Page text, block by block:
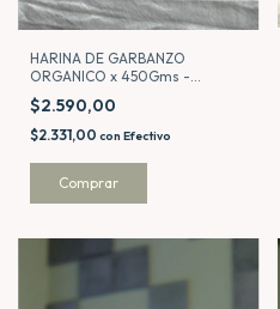
HARINA DE GARBANZO
ORGANICO x 450Gms -
DICOMERE
$2.590,00
$2.331,00 con Efectivo